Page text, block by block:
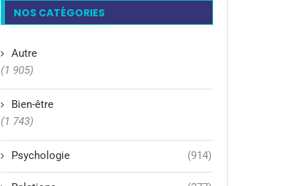
NOS CATÉGORIES
Autre
(1 905)
Bien-être
(1 743)
Psychologie (914)